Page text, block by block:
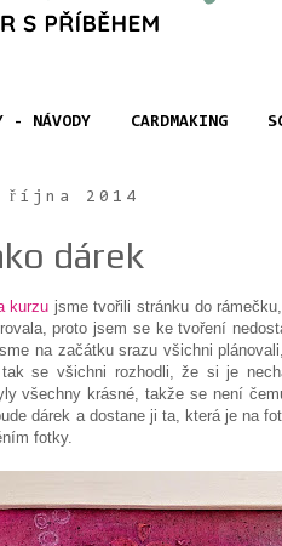
- NÁVODY CARDMAKING
října 2014
dárek
kurzu jsme tvořili stránku do
proto jsem se ke tvoření
na začátku srazu všichni
se všichni rozhodli, že si je
všechny krásné, takže se není
dárek a dostane ji ta, která je na
fotky.